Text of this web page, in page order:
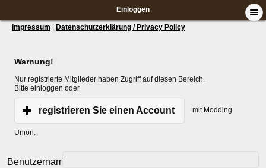
Einloggen
Impressum Datenschutzerklärung / Privacy Policy
Warnung!
Nur registrierte Mitglieder haben Zugriff auf diesen Bereich.
Bitte einloggen oder
registrieren Sie einen Account mit Modding
Union.
Benutzername: